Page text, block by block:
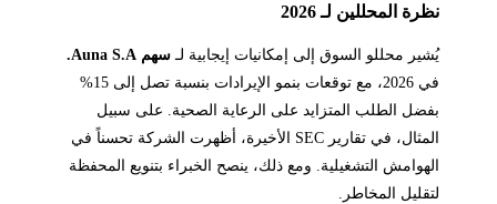
نظرة المحللين لـ 2026
يُشير محللو السوق إلى إمكانيات إيجابية لـسهم Auna S.A.
في 2026، مع توقعات بنمو الإيرادات بنسبة تصل إلى 15%
بفضل الطلب المتزايد على الرعاية الصحية. على سبيل
المثال، في تقارير SEC الأخيرة، أظهرت الشركة تحسناً في
الهوامش التشغيلية. ومع ذلك، ينصح الخبراء بتنويع المحفظة
لتقليل المخاطر.